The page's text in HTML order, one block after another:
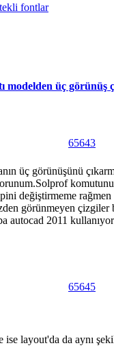
fontlar
modelden üç görünüş
65643
üç görünüşünü
değiştirmeme
görünmeyen
autocad 2011
65645
ise layout'da da aynı